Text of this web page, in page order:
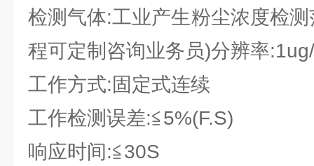
检测气体:工业产生粉尘浓度检
程可定制咨询业务员)分辨率
工作方式:固定式连续
工作检测误差:≦5%(F.S)
响应时间:≦30S